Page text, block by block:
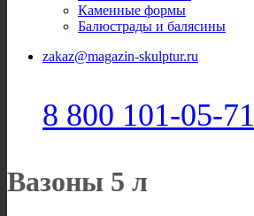
Каменные формы
Балюстрады и балясины
zakaz@magazin-skulptur.ru
8 800 101-05-71
Вазоны 5 л